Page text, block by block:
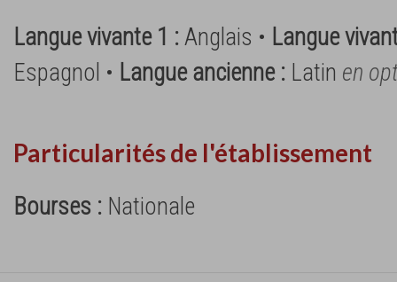
Langue vivante 1 :Anglais • Langue
Espagnol • Langue ancienne : Latin en
Particularités de l'établissement
Bourses : Nationale